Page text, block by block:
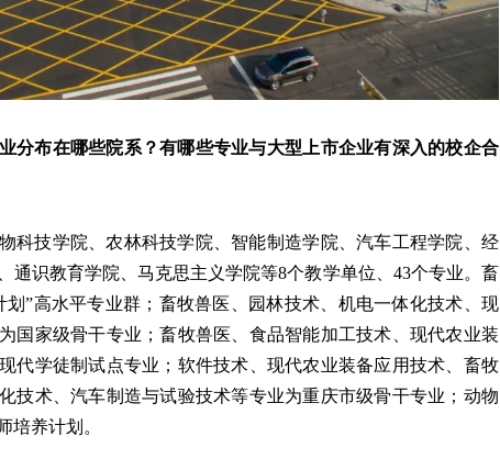
分布在哪些院系？有哪些专业与大型上市企业有深入的校企合
科技学院、农林科技学院、智能制造学院、汽车工程学院、经
通识教育学院、马克思主义学院等8个教学单位、43个专业。畜
”高水平专业群；畜牧兽医、园林技术、机电一体化技术、现
国家级骨干专业；畜牧兽医、食品智能加工技术、现代农业装
代学徒制试点专业；软件技术、现代农业装备应用技术、畜牧
技术、汽车制造与试验技术等专业为重庆市级骨干专业；动物
培养计划。